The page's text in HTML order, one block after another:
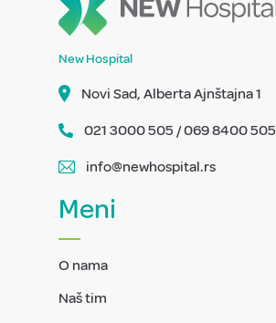
New Hospital
Novi Sad, Alberta Ajnštajna 1
021 3000 505 / 069 8400 505
info@newhospital.rs
Meni
O nama
Naš tim